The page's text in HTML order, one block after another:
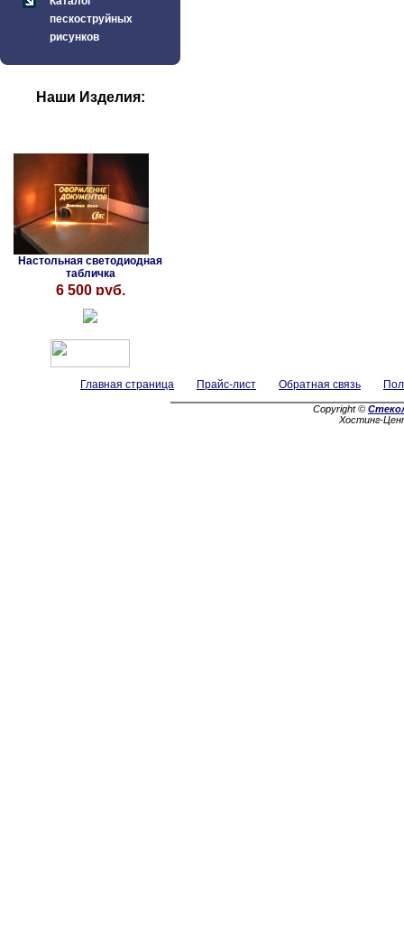
пескоструйных
рисунков
Наши Изделия:
Настольная светодиодная
табличка
6 500 руб.
Главная страница Прайс-лист Обратная связь
Copyright ©
Хостинг-